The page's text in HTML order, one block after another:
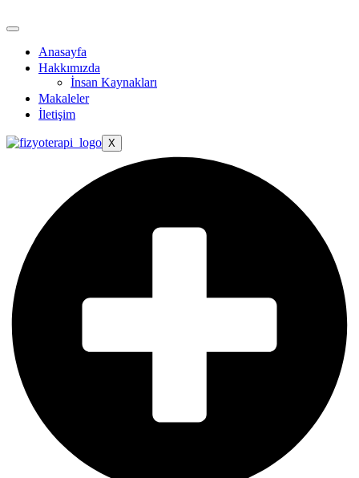
Anasayfa
Hakkımızda
İnsan Kaynakları
Makaleler
İletişim
X